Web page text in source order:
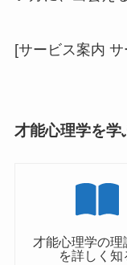
[サービス案内 サ
才能心理学を学
才能心理学の理
を詳しく知